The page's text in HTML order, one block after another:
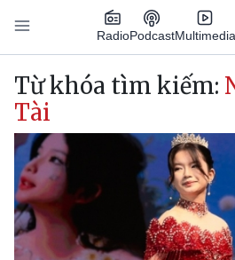
Nhảy đến nội dung
RadioPodcastMultimedia
Main navigation
Từ khóa tìm kiếm:
Tài